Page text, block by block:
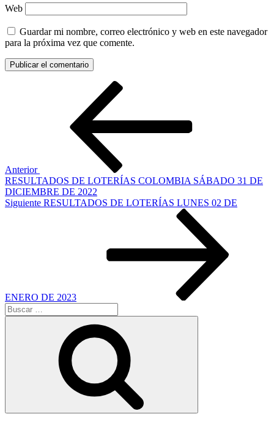
Web
Guardar mi nombre, correo electrónico y web en este navegador
para la próxima vez que comente.
Anterior
RESULTADOS DE LOTERÍAS COLOMBIA SÁBADO 31 DE
DICIEMBRE DE 2022
Siguiente
Siguiente RESULTADOS DE LOTERÍAS LUNES 02 DE
ENERO DE 2023
Buscar
por: